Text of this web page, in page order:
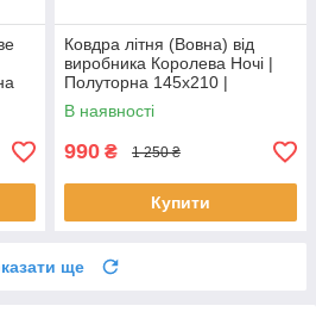
Ковдра літня (Вовна) від
виробника Королева Ночі |
Полуторна 145х210 |
Однотонний бежевий
В наявності
990 ₴ 1 250 ₴
Купити
ще